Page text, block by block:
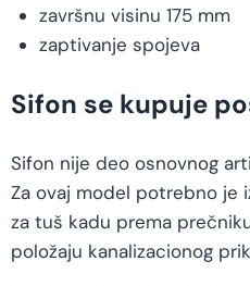
završnu visinu 175 mm
zaptivanje spojeva
Sifon se kupuje
Sifon nije deo osnovnog
Za ovaj model potrebno je
za tuš kadu prema
položaju kanalizacionog